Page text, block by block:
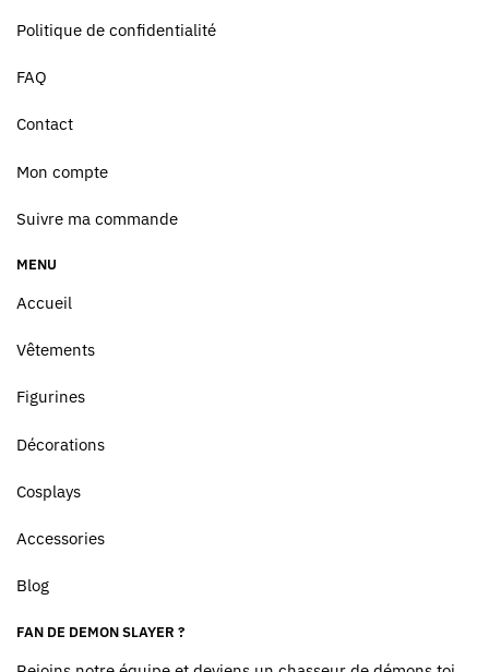
Politique de confidentialité
FAQ
Contact
Mon compte
Suivre ma commande
MENU
Accueil
Vêtements
Figurines
Décorations
Cosplays
Accessories
Blog
FAN DE DEMON SLAYER ?